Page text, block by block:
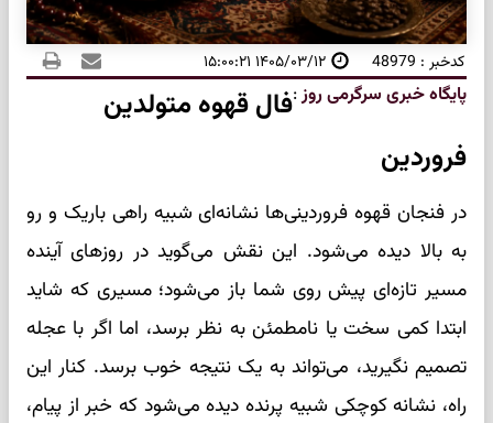
کدخبر : 48979 ۱۴۰۵/۰۳/۱۲ ۱۵:۰۰:۲۱
پایگاه خبری سرگرمی روز:فال قهوه متولدین
فروردین
در فنجان قهوه فروردینی‌ها نشانه‌ای شبیه راهی باریک و رو
به بالا دیده می‌شود. این نقش می‌گوید در روزهای آینده
مسیر تازه‌ای پیش روی شما باز می‌شود؛ مسیری که شاید
ابتدا کمی سخت یا نامطمئن به نظر برسد، اما اگر با عجله
تصمیم نگیرید، می‌تواند به یک نتیجه خوب برسد. کنار این
راه، نشانه کوچکی شبیه پرنده دیده می‌شود که خبر از پیام،